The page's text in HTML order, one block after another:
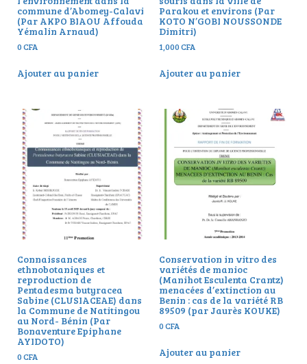
commune d’Abomey-Calavi
(Par AKPO BIAOU Affouda
Yémalin Arnaud)
0CFA
Ajouter au panier
Parakou et environs (Par
KOTO N’GOBI NOUSSONDE
Dimitri)
1,000CFA
Ajouter au panier
Connaissances
ethnobotaniques et
reproduction de
Pentadesma butyracea
Sabine (CLUSIACEAE) dans
la Commune de Natitingou
au Nord- Bénin (Par
Bonaventure Epiphane
AYIDOTO)
0CFA
Conservation in vitro des
variétés de manioc
(Manihot Esculenta Crantz)
menacées d’extinction au
Benin : cas de la variété RB
89509 (par Jaurès KOUKE)
0CFA
Ajouter au panier